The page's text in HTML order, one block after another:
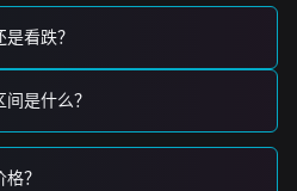
取以下策略：
支撑区域分批建仓。
$0.1680上方收盘后再顺势跟进。
格预计为
看跌？
是什么？
？